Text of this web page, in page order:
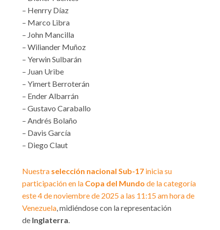
– Henrry Díaz
– Marco Libra
– John Mancilla
– Wiliander Muñoz
– Yerwin Sulbarán
– Juan Uribe
– Yimert Berroterán
– Ender Albarrán
– Gustavo Caraballo
– Andrés Bolaño
– Davis García
– Diego Claut
Nuestra selección nacional Sub-17 inicia su
participación en la Copa del Mundo de la categoría
este 4 de noviembre de 2025 a las 11:15 am hora de
Venezuela , midiéndose con la representación
de Inglaterra